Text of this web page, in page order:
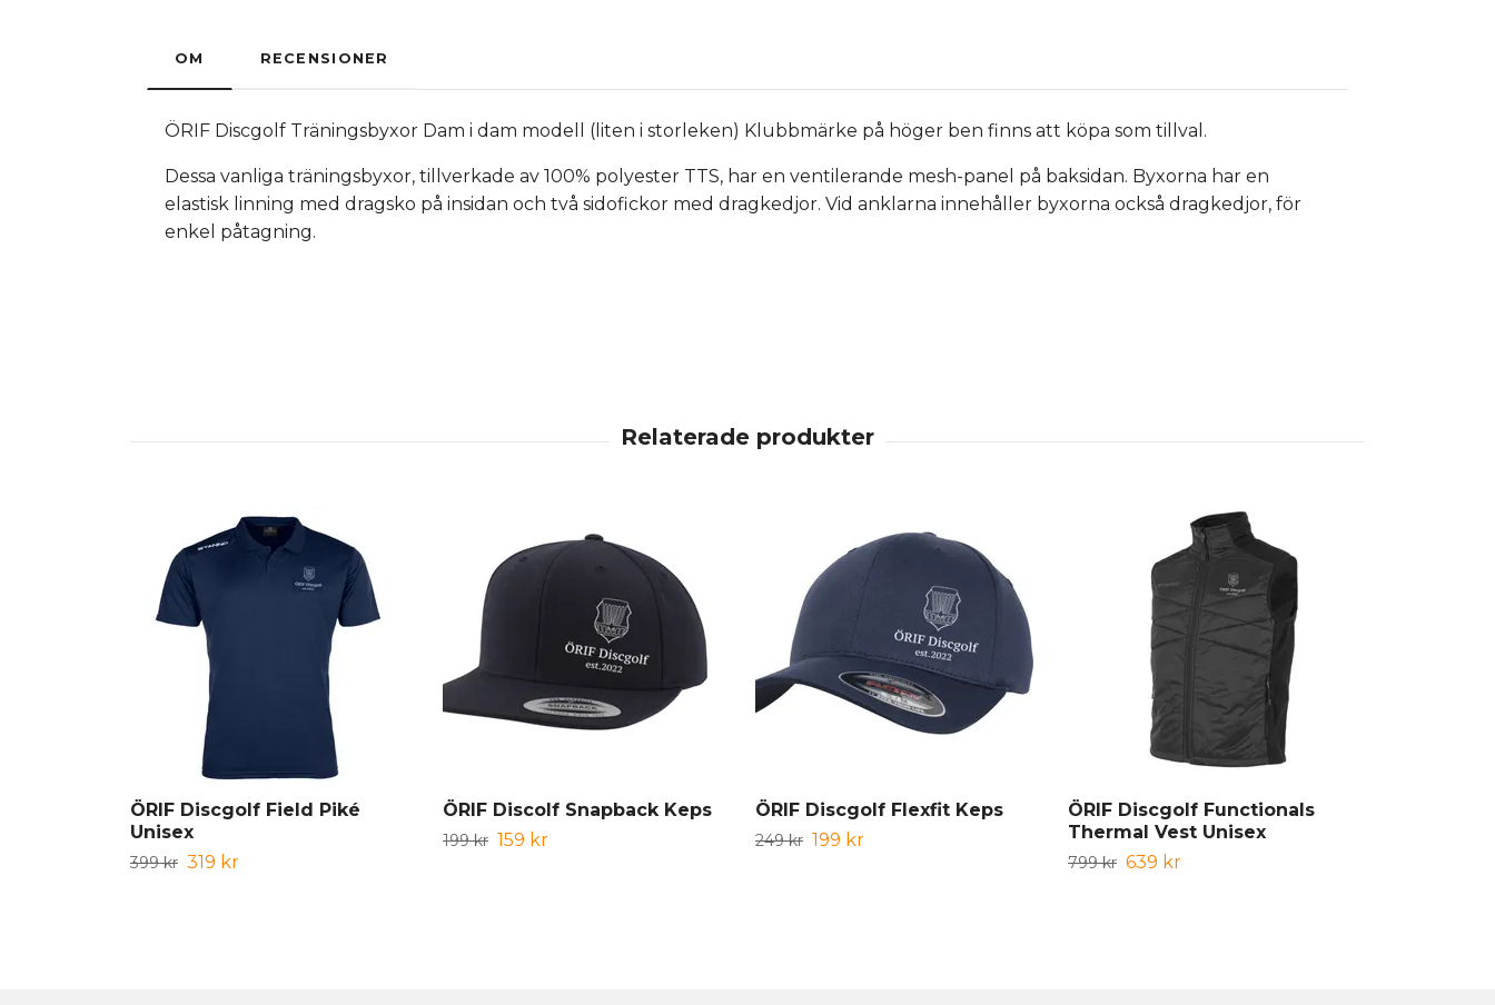
OM RECENSIONER
ÖRIF Discgolf Träningsbyxor Dam i dam modell (liten i storleken) Klubbmärke på höger ben finns att köpa som tillval.
Dessa vanliga träningsbyxor, tillverkade av 100% polyester TTS, har en ventilerande mesh-panel på baksidan. Byxorna har en
elastisk linning med dragsko på insidan och två sidofickor med dragkedjor. Vid anklarna innehåller byxorna också dragkedjor, för
enkel påtagning.
ÖRIF Discgolf Field Piké
Unisex
399 kr 319 kr
ÖRIF Discolf Snapback Keps
199 kr 159 kr
ÖRIF Discgolf Flexfit Keps
249 kr 199 kr
ÖRIF Discgolf Functionals
Thermal Vest Unisex
799 kr 639 kr